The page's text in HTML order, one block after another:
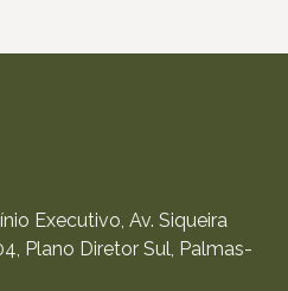
Executivo, Av. Siqueira
Plano Diretor Sul, Palmas-